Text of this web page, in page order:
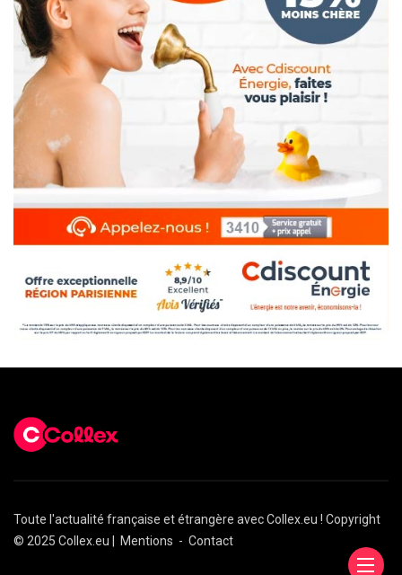
Toute l'actualité française et étrangère avec Collex.eu ! Copyright
© 2025 Collex.eu |
Mentions - Contact